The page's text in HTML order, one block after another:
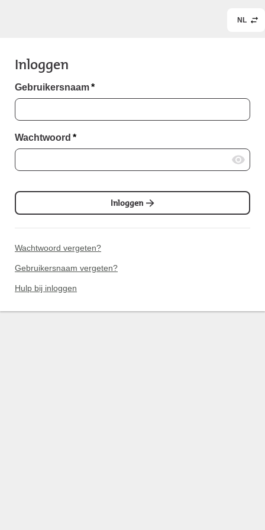
NL
Inloggen
Gebruikersnaam*
Wachtwoord *
Inloggen
Wachtwoord vergeten?
Gebruikersnaam vergeten?
Hulp bij inloggen